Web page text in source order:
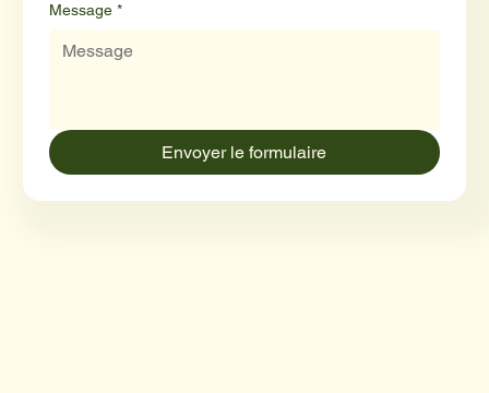
Message *
Envoyer le formulaire